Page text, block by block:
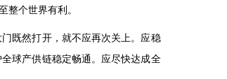
个世界有利。
既然打开，就不应再次关上。应稳
球产供链稳定畅通。应尽快达成全